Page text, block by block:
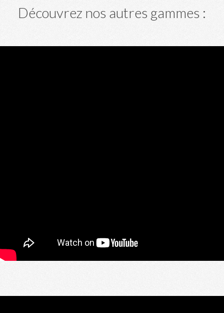
Découvrez nos autres gammes :